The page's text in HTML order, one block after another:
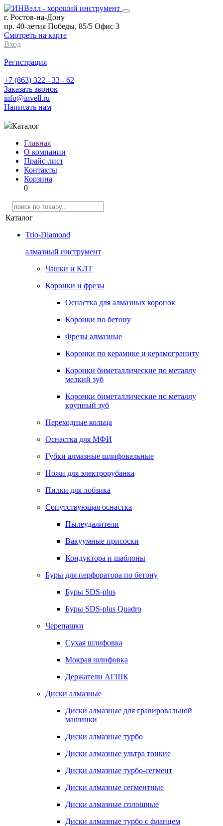
г. Ростов-на-Дону
пр. 40-летия Победы, 85/5 Офис 3
Смотреть на карте
Вход
Регистрация
+7 (863) 322 - 33 - 62
Заказать звонок
info@invell.ru
Написать нам
Каталог
Главная
О компании
Прайс-лист
Контакты
Корзина
0
Каталог
Trio-Diamond
алмазный инструмент
Чашки и КЛТ
Коронки и фрезы
Оснастка для алмазных коронок
Коронки по бетону
Фрезы алмазные
Коронки по керамике и керамограниту
Коронки биметаллические по металлу
мелкий зуб
Коронки биметаллические по металлу
крупный зуб
Переходные кольца
Оснастка для МФИ
Губки алмазные шлифовальные
Ножи для электрорубанка
Пилки для лобзика
Сопутствующая оснастка
Пылеудалители
Вакуумные присоски
Кондуктора и шаблоны
Буры для перфоратора по бетону
Буры SDS-plus
Буры SDS-plus Quadro
Черепашки
Сухая шлифовка
Мокрая шлифовка
Держатели АГШК
Диски алмазные
Диски алмазные для гравировальной
машинки
Диски алмазные турбо
Диски алмазные ультра тонкие
Диски алмазные турбо-сегмент
Диски алмазные сегментные
Диски алмазные сплошные
Диски алмазные турбо с фланцем